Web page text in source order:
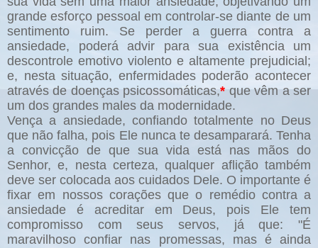
grande esforço pessoal em controlar-se diante de um
sentimento ruim. Se perder a guerra contra a
ansiedade, poderá advir para sua existência um
descontrole emotivo violento e altamente prejudicial;
e, nesta situação, enfermidades poderão acontecer
através de doenças psicossomáticas,*que vêm a ser
um dos grandes males da modernidade.
Vença a ansiedade, confiando totalmente no Deus
que não falha, pois Ele nunca te desamparará. Tenha
a convicção de que sua vida está nas mãos do
Senhor, e, nesta certeza, qualquer aflição também
deve ser colocada aos cuidados Dele. O importante é
fixar em nossos corações que o remédio contra a
ansiedade é acreditar em Deus, pois Ele tem
compromisso com seus servos, já que: "É
maravilhoso confiar nas promessas, mas é ainda